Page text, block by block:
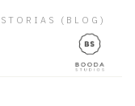
(BLOG)